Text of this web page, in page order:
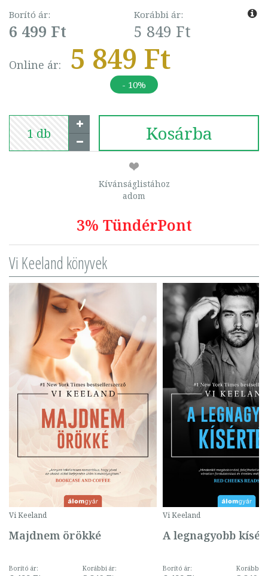
Borító ár:
6 499 Ft
Korábbi ár:
5 849 Ft
Online ár: 5 849 Ft
- 10%
Kosárba
Kívánságlistához
adom
3% TündérPont
Vi Keeland könyvek
Vi Keeland
Majdnem örökké
Borító ár: Korábbi ár:
Vi Keeland
A legnagyobb
Borító ár: Korábbi